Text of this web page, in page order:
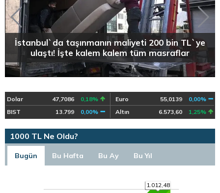
İstanbul`da taşınmanın maliyeti 200 bin TL`ye
ulaştı! İşte kalem kalem tüm masraflar
Dolar 47,7086 0,18% Euro 55,0139
0,00%
BIST
13.799 0,00% Altın 6.573,60 1,25%
1000 TL Ne Oldu?
Bugün Bu Hafta Bu Ay Bu Yıl
1.012,48